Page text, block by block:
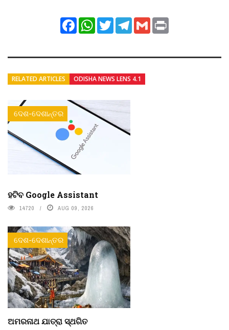
FacebookWhatsApp
TwitterTelegram
Gmail
RELATED ARTICLES ODISHA NEWS LENS 4.1
ଦେଶ-ଦେଶାନ୍ତର
ହଟିବ Google Assistant
14720 AUG 09, 2026
ଦେଶ-ଦେଶାନ୍ତର
ଅମରନାଥ ଯାତ୍ରା ସ୍ଥଗିତ